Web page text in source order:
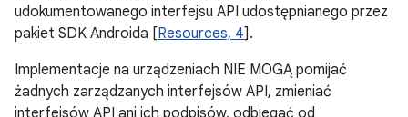
udokumentowanego interfejsu API udostępnianego przez
pakiet SDK Androida [Resources, 4].
Implementacje na urządzeniach NIE MOGĄ pomijać
żadnych zarządzanych interfejsów API, zmieniać
interfejsów API ani ich podpisów, odbiegać od